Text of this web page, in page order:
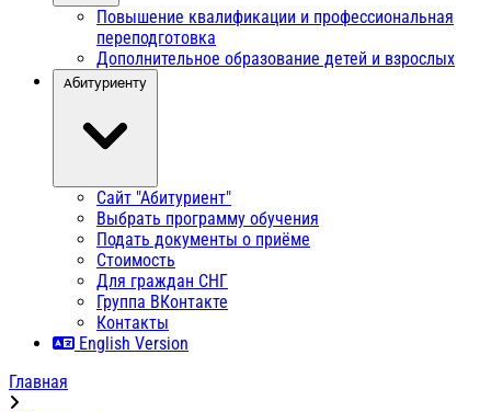
Повышение квалификации и профессиональная
переподготовка
Дополнительное образование детей и взрослых
Абитуриенту
Сайт "Абитуриент"
Выбрать программу обучения
Подать документы о приёме
Стоимость
Для граждан СНГ
Группа ВКонтакте
Контакты
English Version
Главная